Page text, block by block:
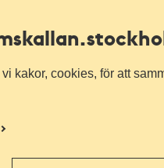
kakor, cookies, för att